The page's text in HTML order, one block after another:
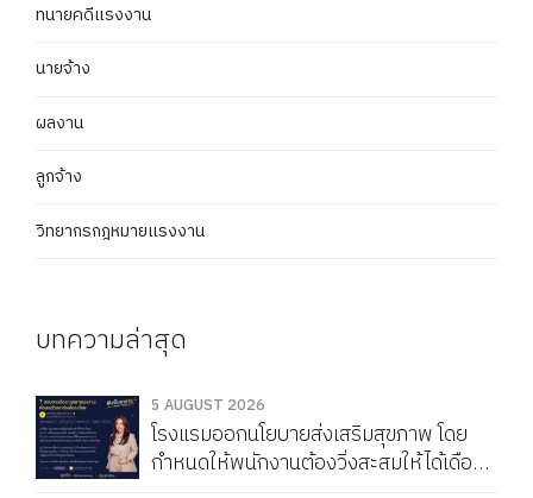
ทนายคดีแรงงาน
นายจ้าง
ผลงาน
ลูกจ้าง
วิทยากรกฎหมายแรงงาน
บทความล่าสุด
5 AUGUST 2026
โรงแรมออกนโยบายส่งเสริมสุขภาพ โดย
กำหนดให้พนักงานต้องวิ่งสะสมให้ได้เดือน